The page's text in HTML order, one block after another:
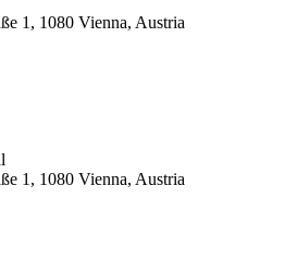
1, 1080 Vienna, Austria
1, 1080 Vienna, Austria